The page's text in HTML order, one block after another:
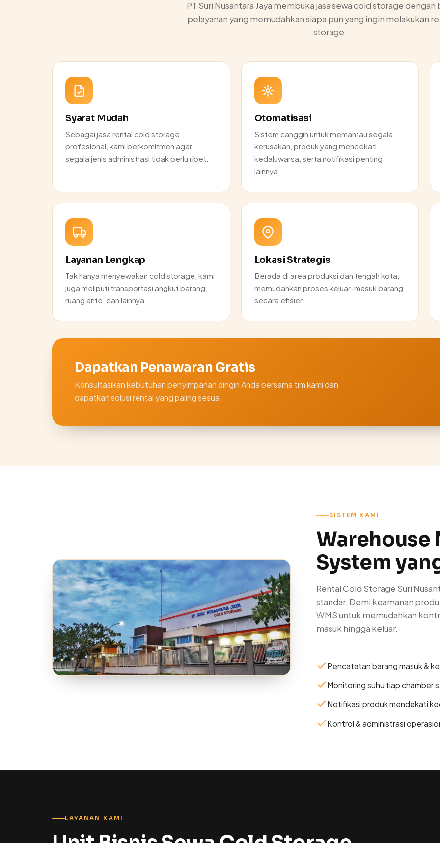
PT Suri Nusantara Jaya membuka jasa sewa cold storage dengan
pelayanan yang memudahkan siapa pun yang ingin melakukan
storage.
Syarat Mudah
Sebagai jasa rental cold storage
profesional, kami berkomitmen agar
segala jenis administrasi tidak perlu ribet.
Otomatisasi
Sistem canggih untuk memantau segala
kerusakan, produk yang mendekati
kedaluwarsa, serta notifikasi penting
lainnya.
Layanan Lengkap
Tak hanya menyewakan cold storage, kami
juga meliputi transportasi angkut barang,
ruang ante, dan lainnya.
Lokasi Strategis
Berada di area produksi dan tengah kota,
memudahkan proses keluar-masuk barang
secara efisien.
Dapatkan Penawaran Gratis
Konsultasikan kebutuhan penyimpanan dingin Anda bersama tim kami dan
dapatkan solusi rental yang paling sesuai.
SISTEM KAMI
Warehouse
System
Rental Cold Storage Suri
standar. Demi keamanan
WMS untuk memudahkan
masuk hingga keluar.
Pencatatan barang masuk &
Monitoring suhu tiap chamber
Notifikasi produk mendekati
Kontrol & administrasi
LAYANAN KAMI